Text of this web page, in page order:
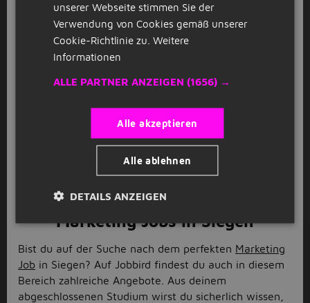
vermitteln dich täglich an eine Vielzahl von
Stellenangeboten. Bei uns werden deine Wünsche
berücksichtigt und mithilfe der Filterfunktion kannst
du deine Suche auf deine Interessen anpassen.
Siegen ist bei den meisten als Universitätsstadt
Sehenswürdigkeiten sehr viel zu bieten. Zwischen
Industriedenkmälern, Kirchen und Schlössern gibt es
für jeden etwas zu entdecken. Zögere also nicht nach
einem passenden Job für dich zu suchen. Wir von
Jobbird helfen dir dabei und schon bald kannst du in
deinem neuen Job in Siegen anfangen!
Marketing Jobs in Siegen
Bist du auf der Suche nach dem perfekten Marketing
Job in Siegen? Auf Jobbird findest du auch in diesem
Bereich zahlreiche Angebote. Aus deinem
abgeschlossenen Studium wirst du sicherlich wissen,
unserer Webseite stimmen Sie der
Verwendung von Cookies gemäß unserer
Cookie-Richtlinie zu. Weitere
Informationen
ALLE PARTNER ANZEIGEN (1656) →
Alle akzeptieren
Alle ablehnen
DETAILS ANZEIGEN